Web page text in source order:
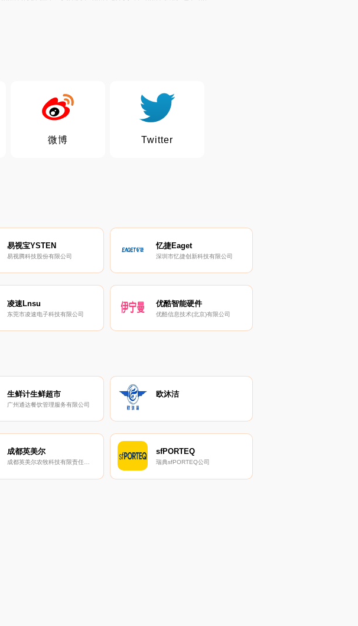
微博 Twitter
易视宝YSTEN
易视腾科技股份有限公司
忆捷Eaget
深圳市忆捷创新科技有限公司
凌速Lnsu
东莞市凌速电子科技有限公司
优酷智能硬件
优酷信息技术(北京)有限公司
生鲜计生鲜超市
广州通达餐饮管理服务有限公司
欧沐洁
成都英美尔
成都英美尔农牧科技有限责任公司
sfPORTEQ
瑞典sfPORTEQ公司